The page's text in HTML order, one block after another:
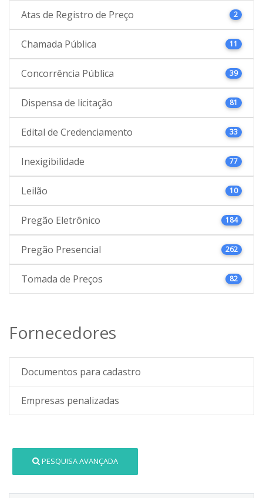
Atas de Registro de Preço 2
Chamada Pública 11
Concorrência Pública 39
Dispensa de licitação 81
Edital de Credenciamento 33
Inexigibilidade 77
Leilão 10
Pregão Eletrônico 184
Pregão Presencial 262
Tomada de Preços 82
Fornecedores
Documentos para cadastro
Empresas penalizadas
PESQUISA AVANÇADA